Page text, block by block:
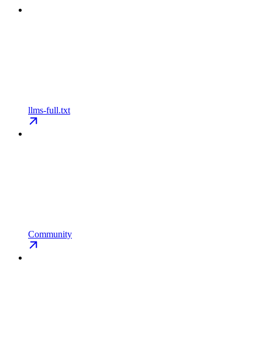
llms-full.txt
Community